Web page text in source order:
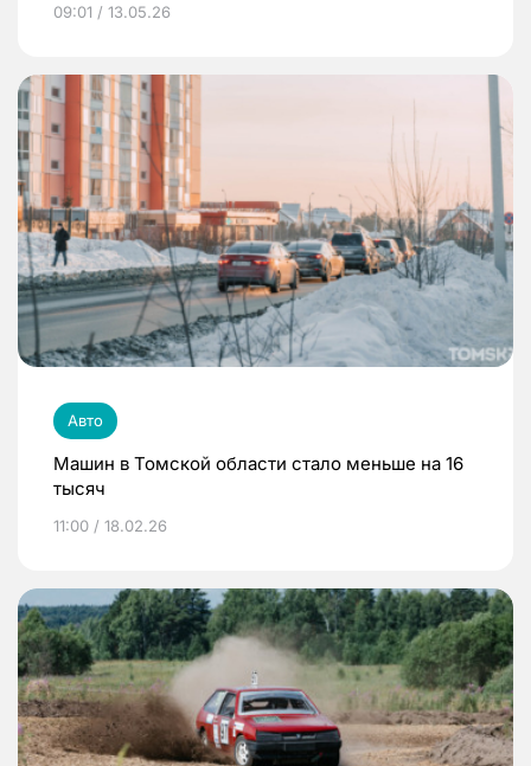
09:01 / 13.05.26
Авто
Машин в Томской области стало меньше на 16
тысяч
11:00 / 18.02.26